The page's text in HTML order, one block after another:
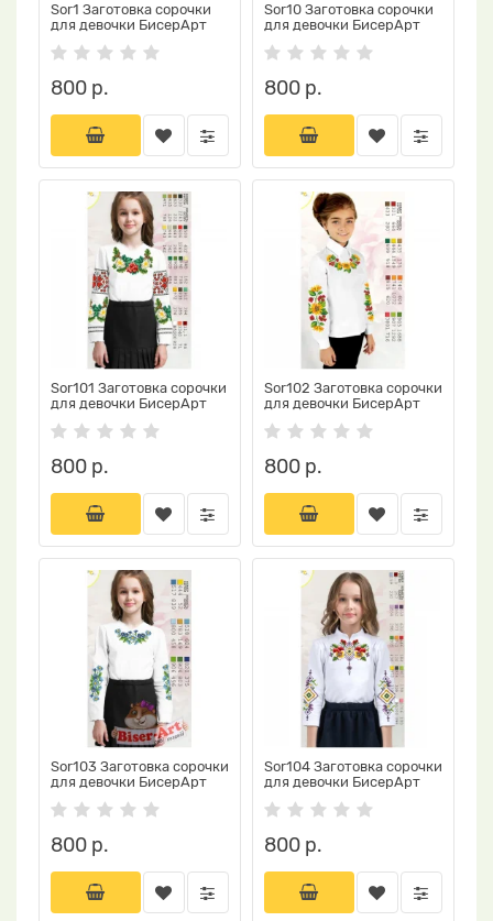
Sor1 Заготовка сорочки
для девочки БисерАрт
800 р.
Sor10 Заготовка сорочки
для девочки БисерАрт
800 р.
Sor101 Заготовка сорочки
для девочки БисерАрт
800 р.
Sor102 Заготовка сорочки
для девочки БисерАрт
800 р.
Sor103 Заготовка сорочки
для девочки БисерАрт
800 р.
Sor104 Заготовка сорочки
для девочки БисерАрт
800 р.